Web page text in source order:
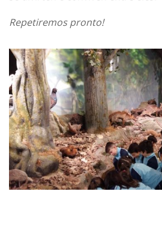
Repetiremos pronto!